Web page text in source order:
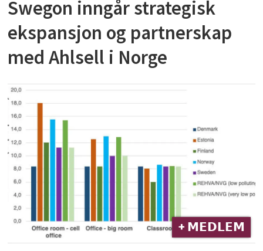
Swegon inngår strategisk
ekspansjon og partnerskap
med Ahlsell i Norge
+ 𝗠𝗘𝗗𝗟𝗘𝗠